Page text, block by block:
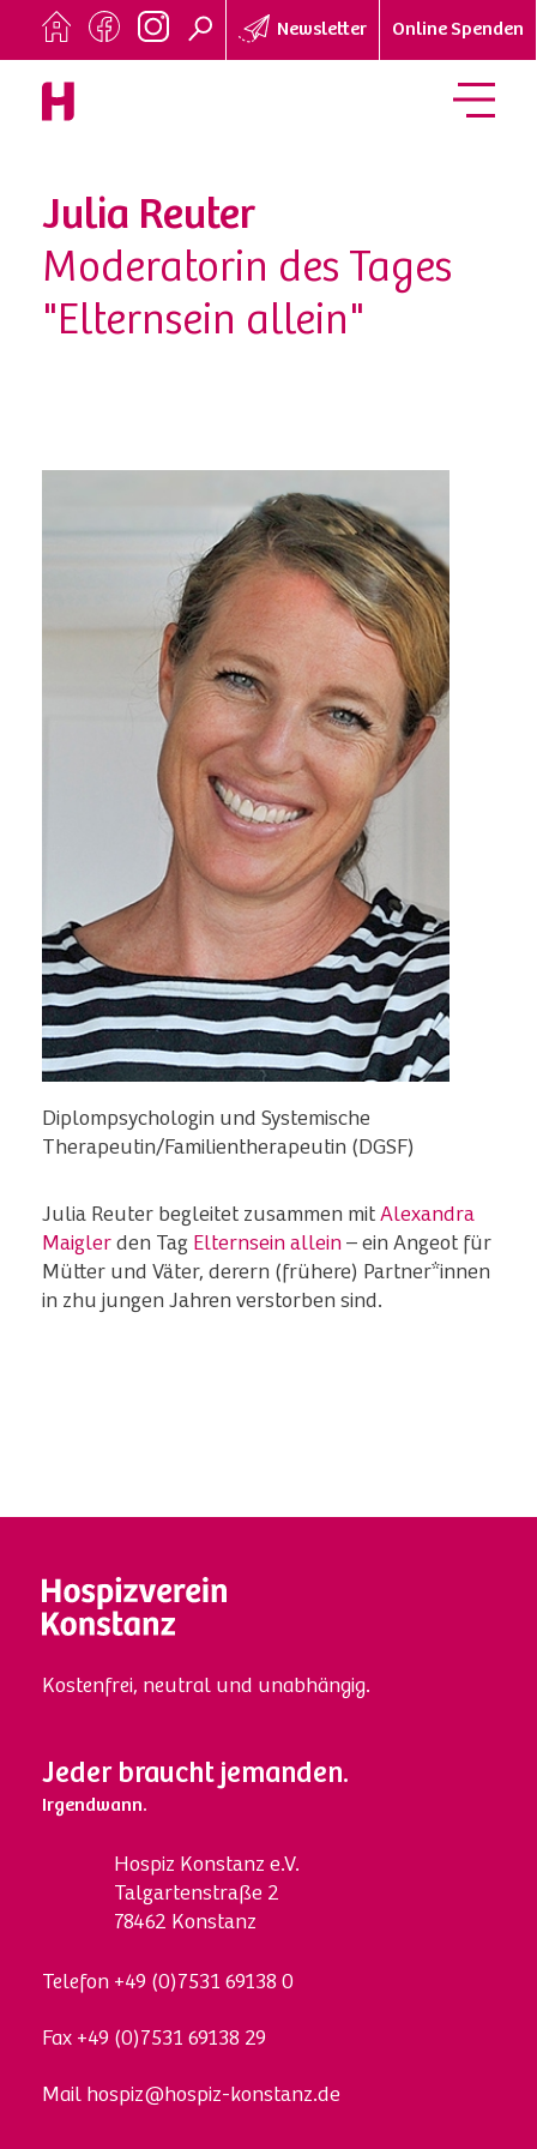
Newsletter Online Spenden
Julia Reuter
Moderatorin des Tages
"Elternsein allein"
Diplompsychologin und Systemische
Therapeutin/Familientherapeutin (DGSF)
Julia Reuter begleitet zusammen mit Alexandra
Maigler den Tag Elternsein allein – ein Angeot für
Mütter und Väter, derern (frühere) Partner*innen
in zhu jungen Jahren verstorben sind.
Kostenfrei, neutral und unabhängig.
Jeder braucht jemanden.
Irgendwann.
Hospiz Konstanz e.V.
Talgartenstraße 2
78462 Konstanz
Telefon +49 (0)7531 69138 0
Fax +49 (0)7531 69138 29
Mail hospiz@hospiz-konstanz.de